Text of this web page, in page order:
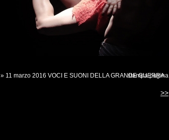
» 11 marzo 2016 VOCI E SUONI DELLA GRANDE GUERRA
stampa pagina
>>